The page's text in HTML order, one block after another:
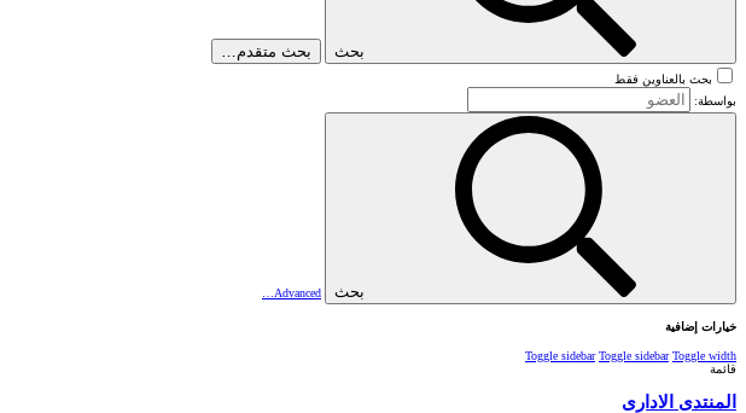
بحث بحث متقدم…
بحث بالعناوين فقط
بواسطة:
بحث Advanced…
خيارات إضافية
Toggle sidebar Toggle sidebar Toggle width
قائمة
المنتدى الادارى